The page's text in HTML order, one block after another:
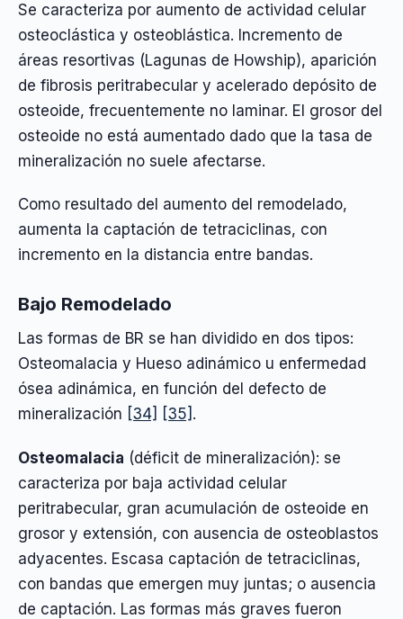
Se caracteriza por aumento de actividad celular
osteoclástica y osteoblástica. Incremento de
áreas resortivas (Lagunas de Howship), aparición
de fibrosis peritrabecular y acelerado depósito de
osteoide, frecuentemente no laminar. El grosor del
osteoide no está aumentado dado que la tasa de
mineralización no suele afectarse.
Como resultado del aumento del remodelado,
aumenta la captación de tetraciclinas, con
incremento en la distancia entre bandas.
Bajo Remodelado
Las formas de BR se han dividido en dos tipos:
Osteomalacia y Hueso adinámico u enfermedad
ósea adinámica, en función del defecto de
mineralización [34] [35] .
Osteomalacia (déficit de mineralización): se
caracteriza por baja actividad celular
peritrabecular, gran acumulación de osteoide en
grosor y extensión, con ausencia de osteoblastos
adyacentes. Escasa captación de tetraciclinas,
con bandas que emergen muy juntas; o ausencia
de captación. Las formas más graves fueron